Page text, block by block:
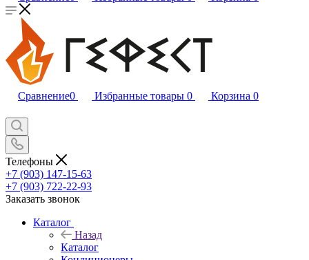
Сравнение0 Избранные товары 0 Корзина 0
Телефоны
+7 (903) 147-15-63
+7 (903) 722-22-93
Заказать звонок
Каталог
Назад
Каталог